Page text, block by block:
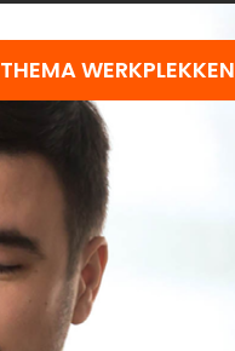
THEMA WERKPLEKKEN